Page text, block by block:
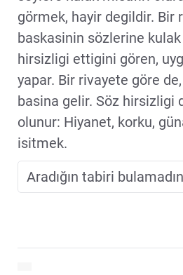
görmek, hayir degildir. Bir
baskasinin sözlerine
hirsizligi ettigini gören,
yapar. Bir rivayete göre
basina gelir. Söz hirsizligi
olunur: Hiyanet, korku,
isitmek.